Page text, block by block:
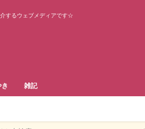
するウェブメディアです☆
雑記